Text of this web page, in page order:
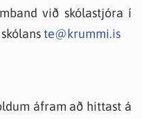
við skólastjóra í
te@krummi.is
áfram að hittast á